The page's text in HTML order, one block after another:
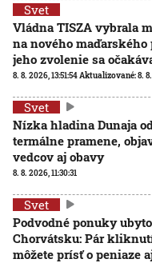
Svet
Vládna TISZA vybrala
na nového maďarského
jeho zvolenie sa
8. 8. 2026, 13:51:54Aktualizované:8.
Svet
Nízka hladina Dunaja
termálne pramene,
vedcov aj obavy
8. 8. 2026, 11:30:31
Svet
Podvodné ponuky
Chorvátsku: Pár
môžete prísť o peniaze